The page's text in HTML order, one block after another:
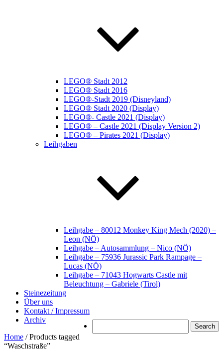
LEGO® Stadt 2012
LEGO® Stadt 2016
LEGO®-Stadt 2019 (Disneyland)
LEGO® Stadt 2020 (Display)
LEGO®- Castle 2021 (Display)
LEGO® – Castle 2021 (Display Version 2)
LEGO® – Pirates 2021 (Display)
Leihgaben
Leihgabe – 80012 Monkey King Mech (2020) –
Leon (NÖ)
Leihgabe – Autosammlung – Nico (NÖ)
Leihgabe – 75936 Jurassic Park Rampage –
Lucas (NÖ)
Leihgabe – 71043 Hogwarts Castle mit
Beleuchtung – Gabriele (Tirol)
Steinezeitung
Über uns
Kontakt / Impressum
Archiv
Home / Products tagged
“Waschstraße”